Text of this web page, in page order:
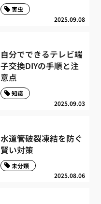
2025.09.08
害虫
自分でできるテレビ端
子交換DIYの手順と注
意点
2025.09.03
知識
水道管破裂凍結を防ぐ
賢い対策
2025.08.06
未分類